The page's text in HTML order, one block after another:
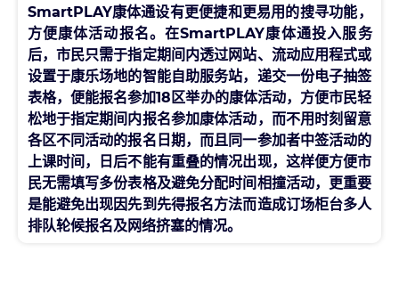
SmartPLAY康体通设有更便捷和更易用的搜寻功能，
方便康体活动报名。在SmartPLAY康体通投入服务
后，市民只需于指定期间内透过网站、流动应用程式或
设置于康乐场地的智能自助服务站，递交一份电子抽签
表格，便能报名参加18区举办的康体活动，方便市民轻
松地于指定期间内报名参加康体活动，而不用时刻留意
各区不同活动的报名日期，而且同一参加者中签活动的
上课时间，日后不能有重叠的情况出现，这样便方便市
民无需填写多份表格及避免分配时间相撞活动，更重要
是能避免出现因先到先得报名方法而造成订场柜台多人
排队轮候报名及网络挤塞的情况。